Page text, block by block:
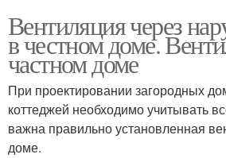
Вентиляция через
в честном доме.
частном доме
При проектировании загородных
коттеджей необходимо учитывать
важна правильно установленная
доме.